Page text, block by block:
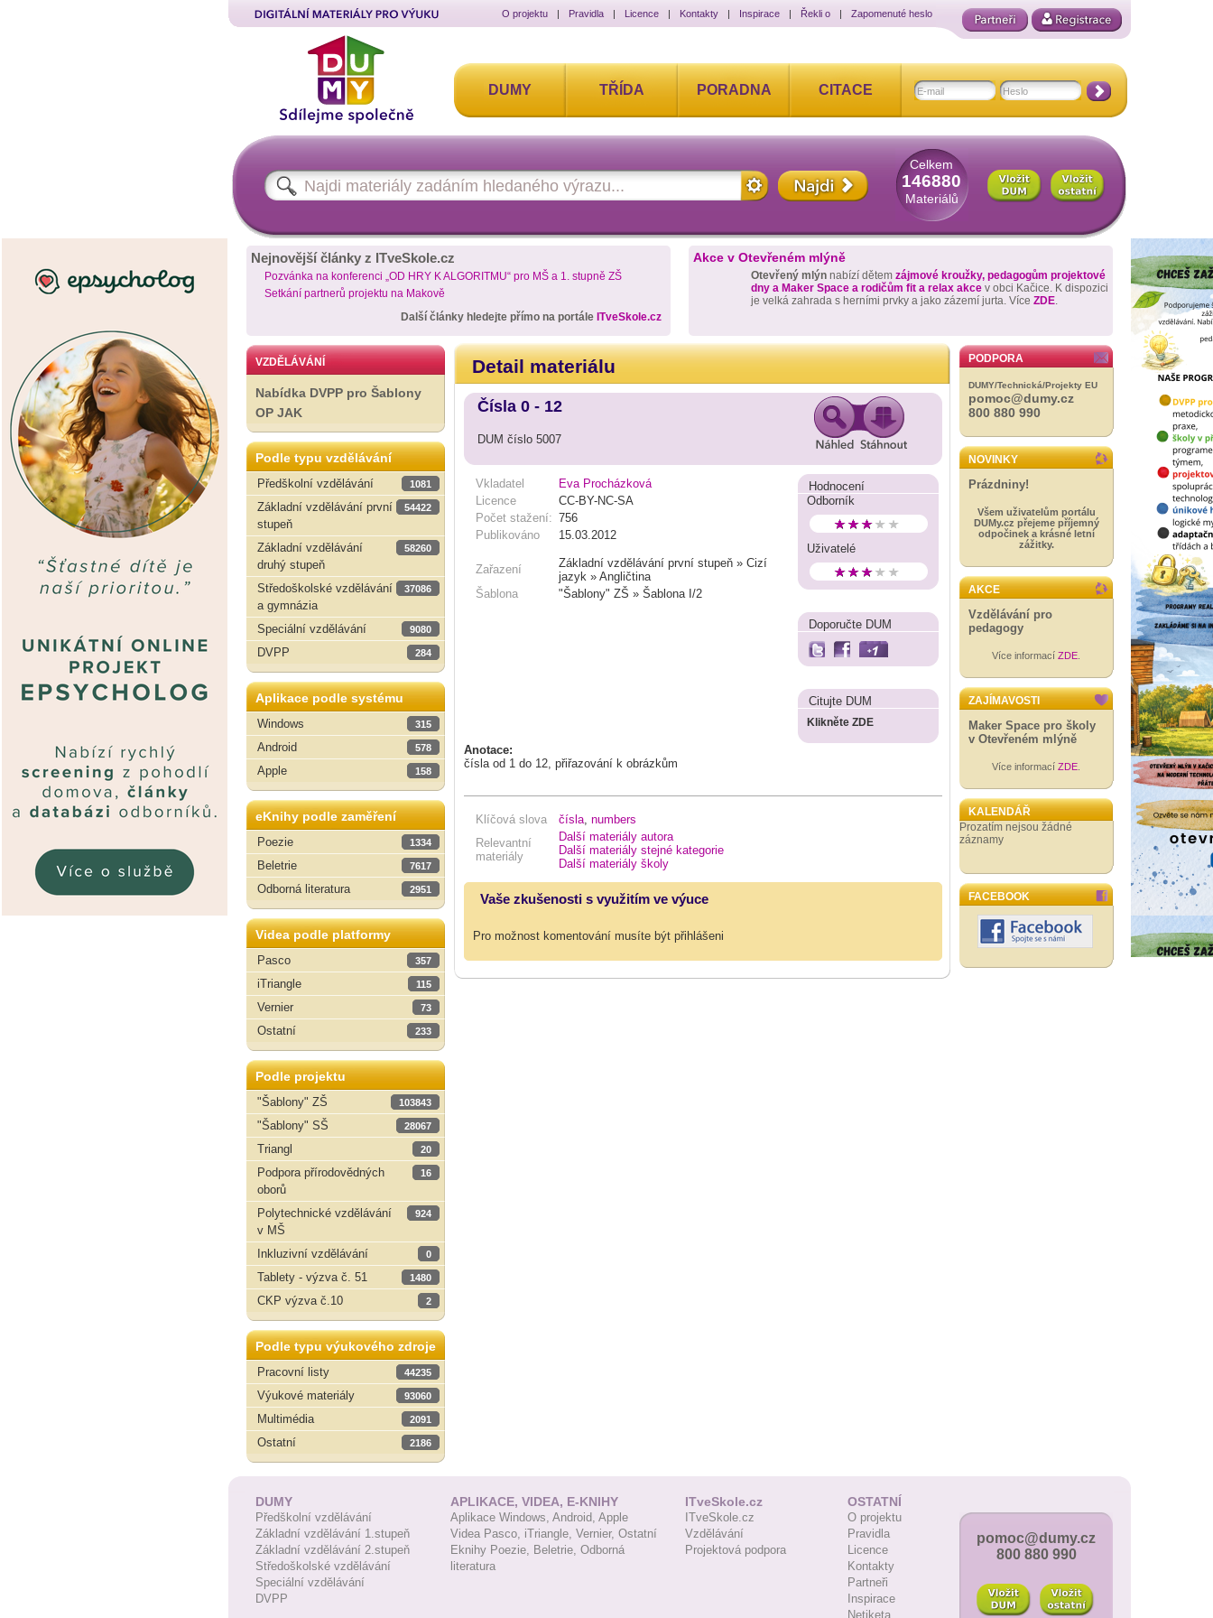
O projektu | Pravidla | Licence | Kontakty | Inspirace | Řekli o | Zapomenuté heslo
DUMY TŘÍDA PORADNA CITACE
Celkem
146880
Materiálů
Nejnovější články z ITveSkole.cz
Pozvánka na konferenci „OD HRY K ALGORITMU“ pro MŠ a 1. stupně ZŠ
Setkání partnerů projektu na Makově
Další články hledejte přímo na portále ITveSkole.cz
Akce v Otevřeném mlýně
Otevřený mlýn nabízí dětem zájmové kroužky, pedagogům projektové
dny a Maker Space a rodičům fit a relax akce v obci Kačice. K dispozici
je velká zahrada s herními prvky a jako zázemí jurta. Více ZDE.
VZDĚLÁVÁNÍ
Nabídka DVPP pro Šablony
OP JAK
Podle typu vzdělávání
Předškolní vzdělávání
1081
Základní vzdělávání první
stupeň
54422
Základní vzdělávání
druhý stupeň
58260
Středoškolské vzdělávání
a gymnázia
37086
Speciální vzdělávání 9080
DVPP 284
Aplikace podle systému
Windows
315
Android 578
Apple 158
eKnihy podle zaměření
Poezie
1334
Beletrie 7617
Odborná literatura 2951
Videa podle platformy
Pasco
357
iTriangle 115
Vernier 73
Ostatní 233
Podle projektu
"Šablony" ZŠ
103843
"Šablony" SŠ 28067
Triangl 20
Podpora přírodovědných
oborů
16
Polytechnické vzdělávání
v MŠ
924
Inkluzivní vzdělávání 0
Tablety - výzva č. 51 1480
CKP výzva č.10 2
Podle typu výukového zdroje
Pracovní listy
44235
Výukové materiály 93060
Multimédia 2091
Ostatní 2186
Detail materiálu
Čísla 0 - 12
DUM číslo 5007
Vkladatel
Eva Procházková
Licence
CC-BY-NC-SA
Počet stažení: 756
Publikováno
15.03.2012
Zařazení
Základní vzdělávání první stupeň » Cizí
jazyk » Angličtina
Šablona
"Šablony" ZŠ » Šablona I/2
Hodnocení
Odborník
Uživatelé
Doporučte DUM
Citujte DUM
Klikněte ZDE
Anotace:
čísla od 1 do 12, přiřazování k obrázkům
Klíčová slova čísla numbers
Relevantní
materiály
Další materiály autora
Další materiály stejné kategorie
Další materiály školy
Vaše zkušenosti s využitím ve výuce
Pro možnost komentování musíte být přihlášeni
PODPORA
DUMY/Technická/Projekty EU
pomoc@dumy.cz
800 880 990
NOVINKY
Prázdniny!
Všem uživatelům portálu
DUMy.cz přejeme příjemný
odpočinek a krásné letní
zážitky.
AKCE
Vzdělávání pro
pedagogy
Více informací ZDE
ZAJÍMAVOSTI
Maker Space pro školy
v Otevřeném mlýně
Více informací ZDE
KALENDÁŘ
Prozatím nejsou žádné
záznamy
FACEBOOK
DUMY
Předškolní vzdělávání
Základní vzdělávání 1.stupeň
Základní vzdělávání 2.stupeň
Středoškolské vzdělávání
Speciální vzdělávání
DVPP
APLIKACE, VIDEA, E-KNIHY
Aplikace Windows, Android, Apple
Videa Pasco, iTriangle, Vernier, Ostatní
Eknihy Poezie, Beletrie, Odborná
literatura
ITveSkole.cz
ITveSkole.cz
Vzdělávání
Projektová podpora
OSTATNÍ
O projektu
Pravidla
Licence
Kontakty
Partneři
Inspirace
Netiketa
pomoc@dumy.cz
800 880 990